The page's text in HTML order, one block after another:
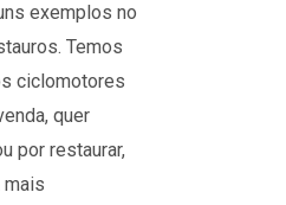
exemplos no
Temos
ciclomotores
quer
por restaurar,
mais